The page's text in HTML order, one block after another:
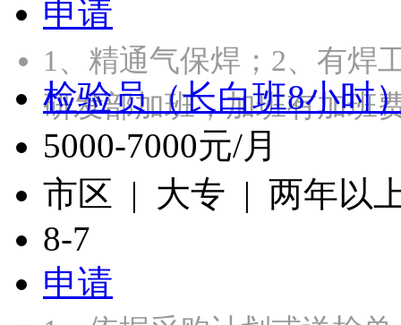
申请
1、精通气保焊；2、有焊
研发部加班，加班有加
检验员（长白班8小时
5000-7000元/月
市区 | 大专 | 两年以
8-7
申请